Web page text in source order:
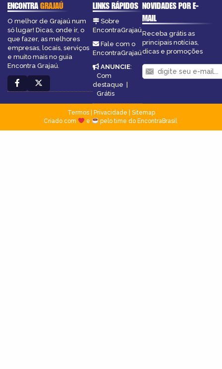
ENCONTRAGRAJAÚ
O melhor de Grajaú num
só lugar! Dicas, onde ir, o
que fazer, as melhores
empresas, locais, serviços
e muito mais no guia
Encontra Grajaú.
LINKS RÁPIDOS
Sobre
EncontraGrajaú
Fale com o
EncontraGrajaú
ANUNCIE:
Com
destaque
Grátis
NOVIDADES POR E-
MAIL
Receba grátis as
principais notícias,
dicas e promoções
Termos| Privacidade
Sitemap
Criado com
e pelo time do EncontraBrasil